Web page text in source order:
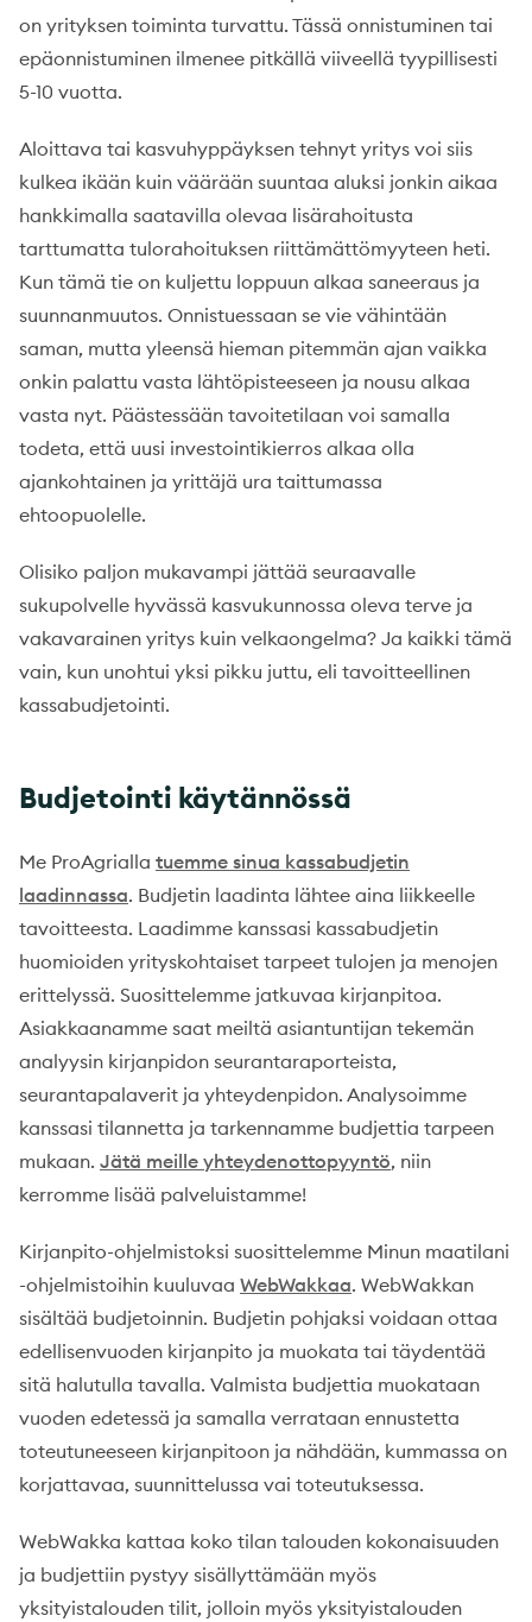
on yrityksen toiminta turvattu. Tässä onnistuminen tai
epäonnistuminen ilmenee pitkällä viiveellä tyypillisesti
5-10 vuotta.
Aloittava tai kasvuhyppäyksen tehnyt yritys voi siis
kulkea ikään kuin väärään suuntaa aluksi jonkin aikaa
hankkimalla saatavilla olevaa lisärahoitusta
tarttumatta tulorahoituksen riittämättömyyteen heti.
Kun tämä tie on kuljettu loppuun alkaa saneeraus ja
suunnanmuutos. Onnistuessaan se vie vähintään
saman, mutta yleensä hieman pitemmän ajan vaikka
onkin palattu vasta lähtöpisteeseen ja nousu alkaa
vasta nyt. Päästessään tavoitetilaan voi samalla
todeta, että uusi investointikierros alkaa olla
ajankohtainen ja yrittäjä ura taittumassa
ehtoopuolelle.
Olisiko paljon mukavampi jättää seuraavalle
sukupolvelle hyvässä kasvukunnossa oleva terve ja
vakavarainen yritys kuin velkaongelma? Ja kaikki tämä
vain, kun unohtui yksi pikku juttu, eli tavoitteellinen
kassabudjetointi.
Budjetointi käytännössä
Me ProAgrialla tuemme sinua kassabudjetin
laadinnassa. Budjetin laadinta lähtee aina liikkeelle
tavoitteesta. Laadimme kanssasi kassabudjetin
huomioiden yrityskohtaiset tarpeet tulojen ja menojen
erittelyssä. Suosittelemme jatkuvaa kirjanpitoa.
Asiakkaanamme saat meiltä asiantuntijan tekemän
analyysin kirjanpidon seurantaraporteista,
seurantapalaverit ja yhteydenpidon. Analysoimme
kanssasi tilannetta ja tarkennamme budjettia tarpeen
mukaan. Jätä meille yhteydenottopyyntö, niin
kerromme lisää palveluistamme!
Kirjanpito-ohjelmistoksi suosittelemme Minun maatilani
-ohjelmistoihin kuuluvaa WebWakkaa. WebWakkan
sisältää budjetoinnin. Budjetin pohjaksi voidaan ottaa
edellisenvuoden kirjanpito ja muokata tai täydentää
sitä halutulla tavalla. Valmista budjettia muokataan
vuoden edetessä ja samalla verrataan ennustetta
toteutuneeseen kirjanpitoon ja nähdään, kummassa on
korjattavaa, suunnittelussa vai toteutuksessa.
WebWakka kattaa koko tilan talouden kokonaisuuden
ja budjettiin pystyy sisällyttämään myös
yksityistalouden tilit, jolloin myös yksityistalouden